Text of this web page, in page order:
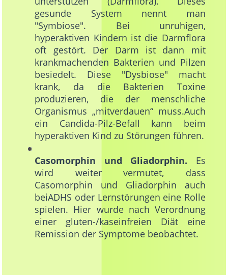
gesunde System nennt man
"Symbiose". Bei unruhigen,
hyperaktiven Kindern ist die Darmflora
oft gestört. Der Darm ist dann mit
krankmachenden Bakterien und Pilzen
besiedelt. Diese "Dysbiose" macht
krank, da die Bakterien Toxine
produzieren, die der menschliche
Organismus „mitverdauen“ muss.Auch
ein Candida-Pilz-Befall kann beim
hyperaktiven Kind zu Störungen führen.
Casomorphin und Gliadorphin. Es
wird weiter vermutet, dass
Casomorphin und Gliadorphin auch
beiADHS oder Lernstörungen eine Rolle
spielen. Hier wurde nach Verordnung
einer gluten-/kaseinfreien Diät eine
Remission der Symptome beobachtet.